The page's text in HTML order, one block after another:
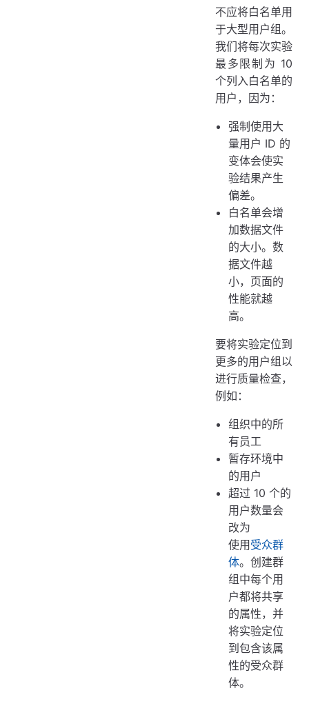
不应将白名单用
于大型用户组。
我们将每次实验
最多限制为 10
个列入白名单的
用户，因为：
强制使用大
量用户 ID 的
变体会使实
验结果产生
偏差。
白名单会增
加数据文件
的大小。数
据文件越
小，页面的
性能就越
高。
要将实验定位到
更多的用户组以
进行质量检查，
例如：
组织中的所
有员工
暂存环境中
的用户
超过 10 个的
用户数量会
改为
使用 受众群
体。创建群
组中每个用
户都将共享
的属性，并
将实验定位
到包含该属
性的受众群
体。